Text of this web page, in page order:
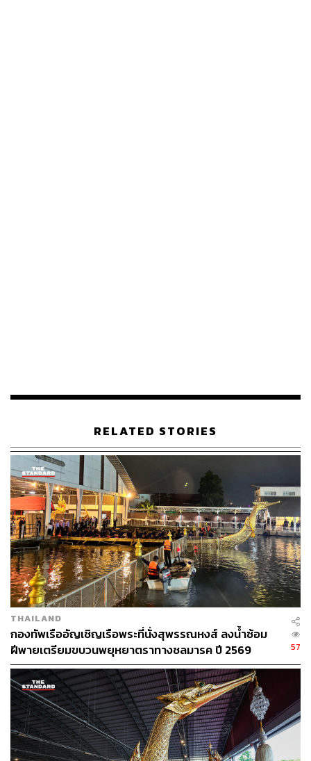
ยืนยันสิทธิชุมชนอนุรักษ์ บำรุงรักษา การจัดการ และใช้
หลากหลายทางชีวภาพอย่างสมดุลและยั่งยืน โดยใช้สิทธิ
คัดค้านการทำเหมืองหินปูน และเรียกร้องให้หยุดการทำ
เหมืองหินปูน และโรงโม่หิน อย่างต่อเนื่อง
ปัจจุบันเหมืองแร่หินอุตสาหกรรมชนิดหินปูน (เพื่อ
อุตสาหกรรมก่อสร้าง) ตั้งอยู่บน ‘ภูผาฮวก’ มีพื้นที่ทำเหมือง
กว่า 175 ไร่ และโรงโม่หินอีก 50 ไร่ ตั้งอยู่ในเขตตำบลดง
มะไฟ อำเภอสุวรรณคูหา จังหวัดหนองบัวลำภู
RELATED STORIES
THAILAND
กองทัพเรืออัญเชิญเรือพระที่นั่งสุพรรณหงส์ ลงน้ำซ้อม
ฝีพายเตรียมขบวนพยุหยาตราทางชลมารค ปี 2569
57